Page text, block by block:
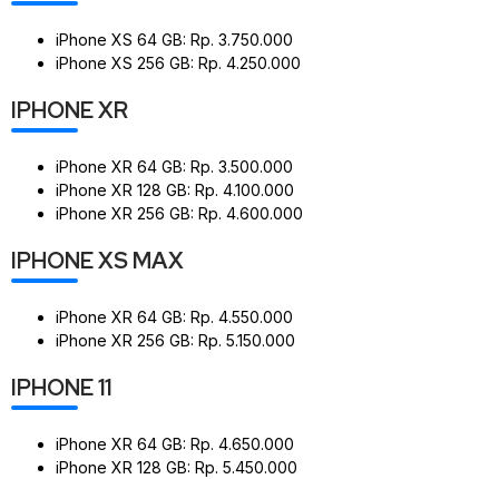
iPhone XS 64 GB: Rp. 3.750.000
iPhone XS 256 GB: Rp. 4.250.000
IPHONE XR
iPhone XR 64 GB: Rp. 3.500.000
iPhone XR 128 GB: Rp. 4.100.000
iPhone XR 256 GB: Rp. 4.600.000
IPHONE XS MAX
iPhone XR 64 GB: Rp. 4.550.000
iPhone XR 256 GB: Rp. 5.150.000
IPHONE 11
iPhone XR 64 GB: Rp. 4.650.000
iPhone XR 128 GB: Rp. 5.450.000